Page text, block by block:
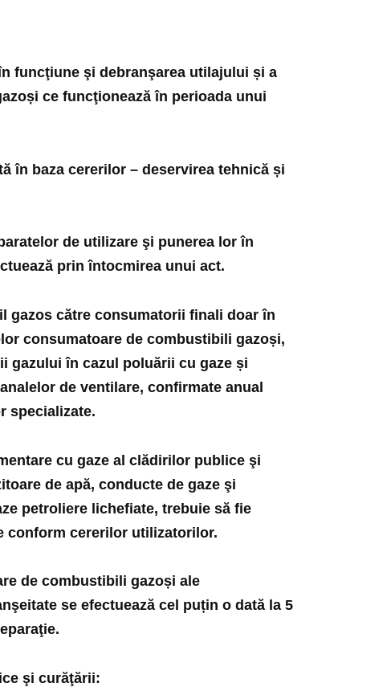
funcţiune şi debranşarea utilajului și a
ce funcţionează în perioada unui
în baza cererilor – deservirea tehnică și
de utilizare şi punerea lor în
prin întocmirea unui act.
gazos către consumatorii finali doar în
consumatoare de combustibili gazoși,
gazului în cazul poluării cu gaze și
de ventilare, confirmate anual
specializate.
cu gaze al clădirilor publice şi
de apă, conducte de gaze şi
petroliere lichefiate, trebuie să fie
conform cererilor utilizatorilor.
de combustibili gazoși ale
se efectuează cel puțin o dată la 5
şi curăţării: